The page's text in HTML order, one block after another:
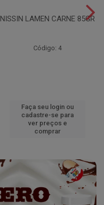
NISSIN LAMEN CARNE 85GR
Código: 4
Faça seu login ou
cadastre-se para
ver preços e
comprar